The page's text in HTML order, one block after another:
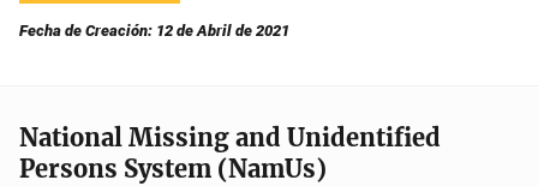
Fecha de Creación: 12 de Abril de 2021
National Missing and Unidentified
Persons System (NamUs)